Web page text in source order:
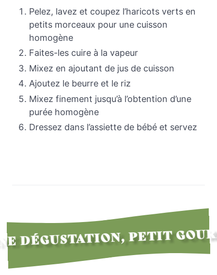
Pelez, lavez et coupez l’haricots verts en
petits morceaux pour une cuisson
homogène
Faites-les cuire à la vapeur
Mixez en ajoutant de jus de cuisson
Ajoutez le beurre et le riz
Mixez finement jusqu’à l’obtention d’une
purée homogène
Dressez dans l’assiette de bébé et servez
DÉGUSTATION, PETIT